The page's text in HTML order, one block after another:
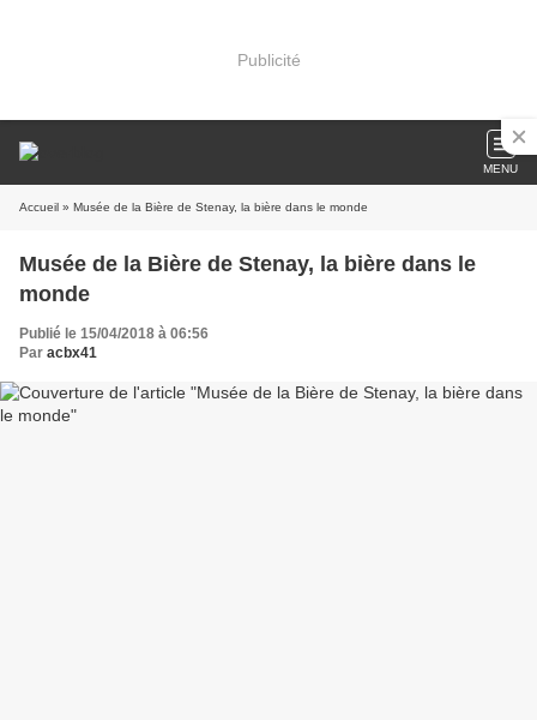
Publicité
MENU
Accueil » Musée de la Bière de Stenay, la bière dans le monde
Musée de la Bière de Stenay, la bière dans le
monde
Publié le 15/04/2018 à 06:56
Par acbx41